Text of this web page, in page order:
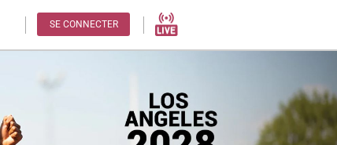
SE CONNECTER